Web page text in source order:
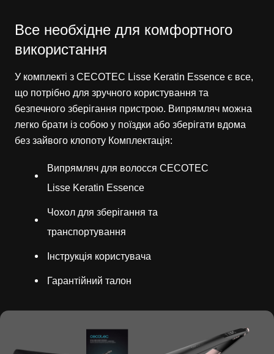
Все необхідне для комфортного
використання
У комплекті з CECOTEC Lisse Keratin Essence є все,
що потрібно для зручного користування та
безпечного зберігання пристрою. Випрямляч можна
легко брати із собою у поїздки або зберігати вдома
без зайвого клопоту Комплектація:
Випрямляч для волосся CECOTEC
Lisse Keratin Essence
Чохол для зберігання та
транспортування
Інструкція користувача
Гарантійний талон